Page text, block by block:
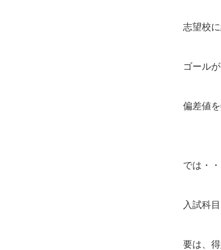
志望校
ゴール
偏差値
では・
入試科
要は、